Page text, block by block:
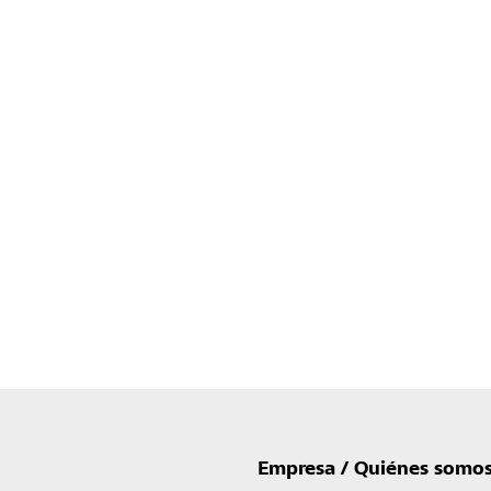
Empresa / Quiénes